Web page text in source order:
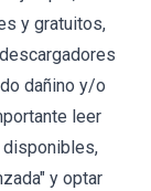
y gratuitos,
dañino y/o
leer
disponibles,
y optar